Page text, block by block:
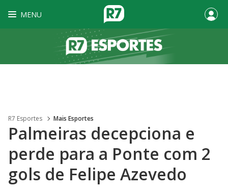
MENU
R7 Esportes Mais Esportes
Palmeiras decepciona e
perde para a Ponte com 2
gols de Felipe Azevedo